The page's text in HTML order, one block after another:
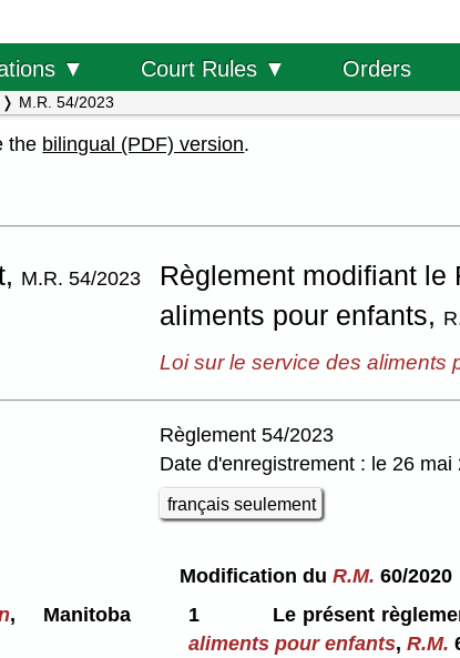
▼ Court Rules ▼ Orders
M.R. 54/2023
the bilingual (PDF) version.
M.R. 54/2023
Règlement modifiant le
aliments pour enfants,
Loi sur le service des aliments
Règlement 54/2023
Date d'enregistrement : le 26 mai
français seulement
, Manitoba
Modification du R.M. 60/2020
1
Le présent
aliments pour enfants,R.M.